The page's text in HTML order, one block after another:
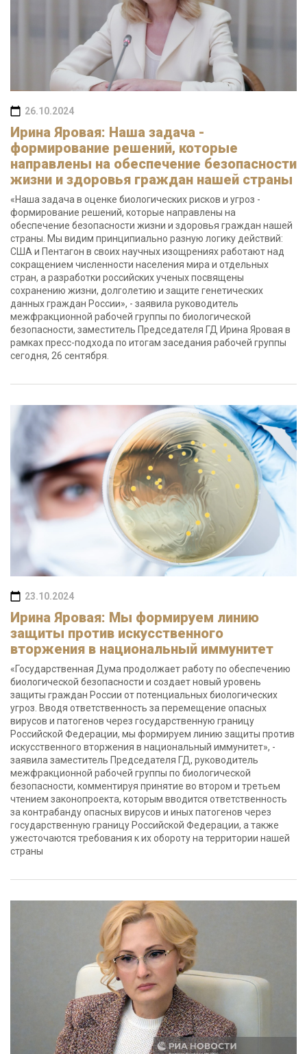
26.10.2024
Ирина Яровая: Наша задача -
формирование решений, которые
направлены на обеспечение безопасности
жизни и здоровья граждан нашей страны
«Наша задача в оценке биологических рисков и угроз -
формирование решений, которые направлены на
обеспечение безопасности жизни и здоровья граждан нашей
страны. Мы видим принципиально разную логику действий:
США и Пентагон в своих научных изощрениях работают над
сокращением численности населения мира и отдельных
стран, а разработки российских ученых посвящены
сохранению жизни, долголетию и защите генетических
данных граждан России», - заявила руководитель
межфракционной рабочей группы по биологической
безопасности, заместитель Председателя ГД Ирина Яровая в
рамках пресс-подхода по итогам заседания рабочей группы
сегодня, 26 сентября.
23.10.2024
Ирина Яровая: Мы формируем линию
защиты против искусственного
вторжения в национальный иммунитет
«Государственная Дума продолжает работу по обеспечению
биологической безопасности и создает новый уровень
защиты граждан России от потенциальных биологических
угроз. Вводя ответственность за перемещение опасных
вирусов и патогенов через государственную границу
Российской Федерации, мы формируем линию защиты против
искусственного вторжения в национальный иммунитет», -
заявила заместитель Председателя ГД, руководитель
межфракционной рабочей группы по биологической
безопасности, комментируя принятие во втором и третьем
чтением законопроекта, которым вводится ответственность
за контрабанду опасных вирусов и иных патогенов через
государственную границу Российской Федерации, а также
ужесточаются требования к их обороту на территории нашей
страны